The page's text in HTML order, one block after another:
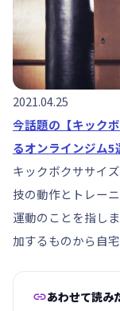
2021.04.25
今話題の【キック
るオンラインジム5
キックボクササイ
技の動作とトレー
運動のことを指し
加するものから自
あわせて読み